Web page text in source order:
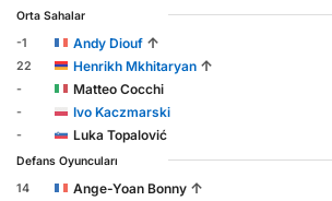
Orta Sahalar
-1
Andy Diouf ↑
22 Henrikh Mkhitaryan ↑
- Matteo Cocchi
-
Ivo Kaczmarski
-
Luka Topalović
Defans Oyuncuları
14
Ange-Yoan Bonny ↑